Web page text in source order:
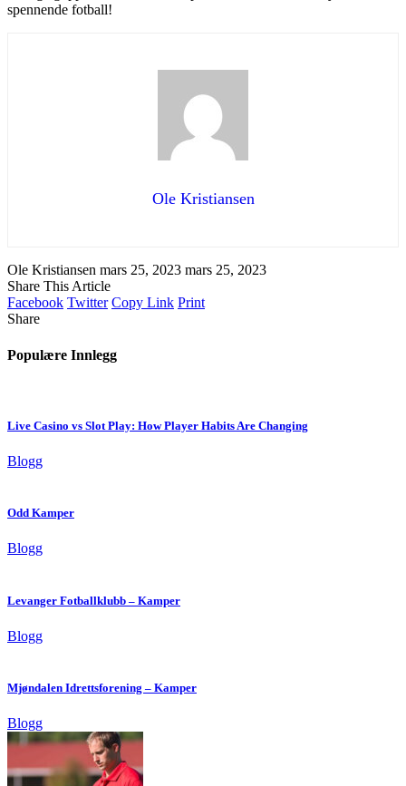
spennende fotball!
Ole Kristiansen
Ole Kristiansen mars 25, 2023 mars 25, 2023
Share This Article
Facebook Twitter Copy Link Print
Share
Populære Innlegg
Live Casino vs Slot Play: How Player Habits Are Changing
Blogg
Odd Kamper
Blogg
Levanger Fotballklubb – Kamper
Blogg
Mjøndalen Idrettsforening – Kamper
Blogg